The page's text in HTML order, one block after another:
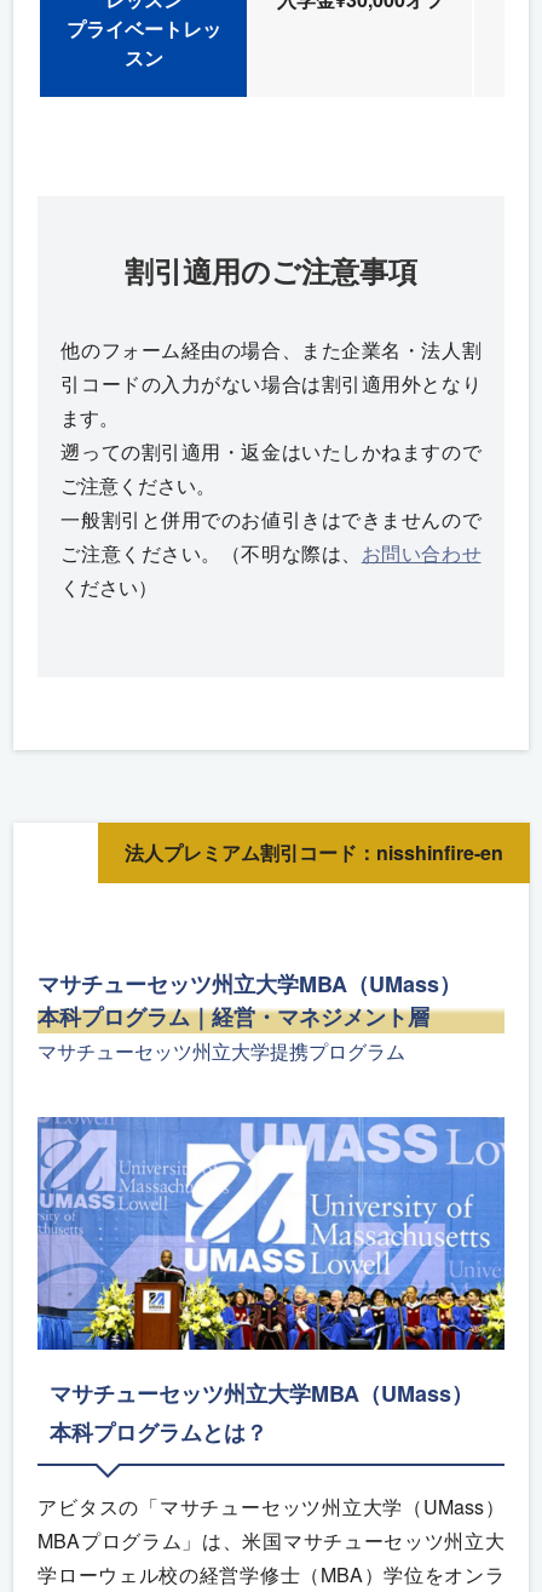
プライベートレッ
スン
割引適用のご注意事項
他のフォーム経由の場合、また企業名・法人割
引コードの入力がない場合は割引適用外となり
ます。
遡っての割引適用・返金はいたしかねますので
ご注意ください。
一般割引と併用でのお値引きはできませんので
ご注意ください。（不明な際は、 お問い合わせ
ください）
法人プレミアム割引コード：nisshinfire-en
マサチューセッツ州立大学MBA（UMass）
本科プログラム｜経営・マネジメント層
マサチューセッツ州立大学提携プログラム
マサチューセッツ州立大学MBA（UMass）
本科プログラムとは？
アビタスの「マサチューセッツ州立大学（UMass）
MBAプログラム」は、米国マサチューセッツ州立大
学ローウェル校の経営学修士（MBA）学位をオンラ